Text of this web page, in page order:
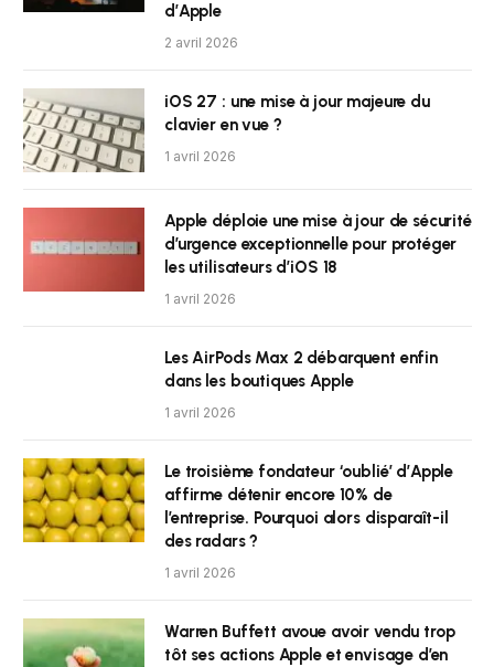
d’Apple
2 avril 2026
iOS 27 : une mise à jour majeure du
clavier en vue ?
1 avril 2026
Apple déploie une mise à jour de sécurité
d’urgence exceptionnelle pour protéger
les utilisateurs d’iOS 18
1 avril 2026
Les AirPods Max 2 débarquent enfin
dans les boutiques Apple
1 avril 2026
Le troisième fondateur ‘oublié’ d’Apple
affirme détenir encore 10% de
l’entreprise. Pourquoi alors disparaît-il
des radars ?
1 avril 2026
Warren Buffett avoue avoir vendu trop
tôt ses actions Apple et envisage d’en